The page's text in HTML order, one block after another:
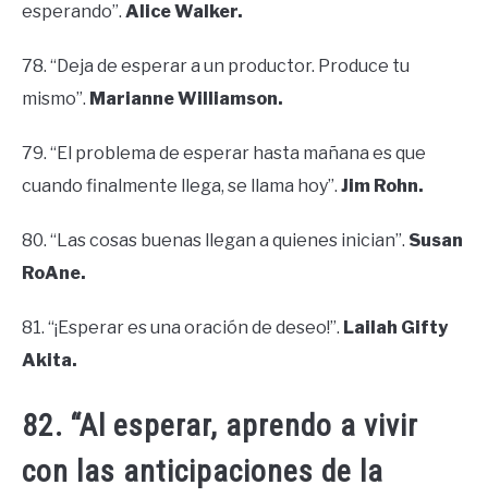
esperando”. Alice Walker.
78. “Deja de esperar a un productor. Produce tu
mismo”. Marianne Williamson.
79. “El problema de esperar hasta mañana es que
cuando finalmente llega, se llama hoy”. Jim Rohn.
80. “Las cosas buenas llegan a quienes inician”. Susan
RoAne.
81. “¡Esperar es una oración de deseo!”. Lailah Gifty
Akita.
82. “Al esperar, aprendo a vivir
con las anticipaciones de la